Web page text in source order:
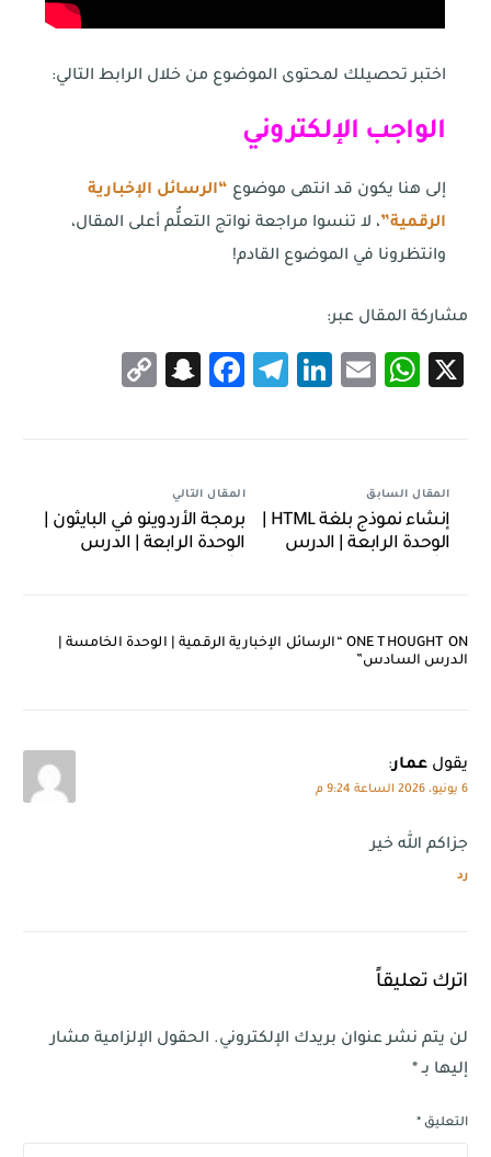
اختبر تحصيلك لمحتوى الموضوع من خلال الرابط التالي:
الواجب الإلكتروني
إلى هنا يكون قد انتهى موضوع “الرسائل الإخبارية
الرقمية”، لا تنسوا مراجعة نواتج التعلُّم أعلى المقال،
وانتظرونا في الموضوع القادم!
مشاركة المقال عبر:
X
WhatsApp
Email
LinkedIn
Telegram
Facebook
Snapchat
المقال السابق
الوحدة الرابعة | الدرس
المقال التالي
برمجة الأردوينو في البايثون |
الوحدة الرابعة | الدرس
ONE THOUGHT ON “
الرسائل الإخبارية الرقمية | الوحدة الخامسة |
الدرس السادس”
يقول عمار:
6 يونيو، 2026 الساعة 9:24 م
جزاكم الله خير
رد
اترك تعليقاً
لن يتم نشر عنوان بريدك الإلكتروني. الحقول الإلزامية مشار
إليها بـ*
التعليق*